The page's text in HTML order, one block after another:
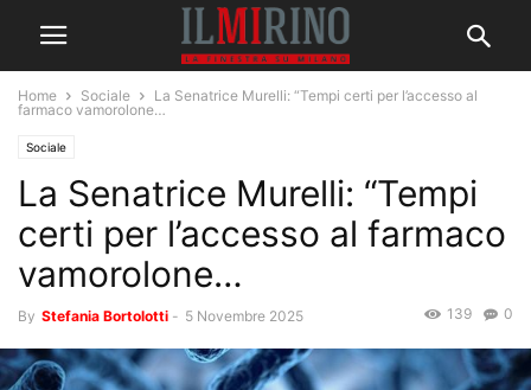
Home Sociale
La Senatrice Murelli: “Tempi certi per l’accesso al
farmaco vamorolone…
Sociale
La Senatrice Murelli: “Tempi
certi per l’accesso al farmaco
vamorolone…
By Stefania Bortolotti - 5 Novembre 2025 0
139